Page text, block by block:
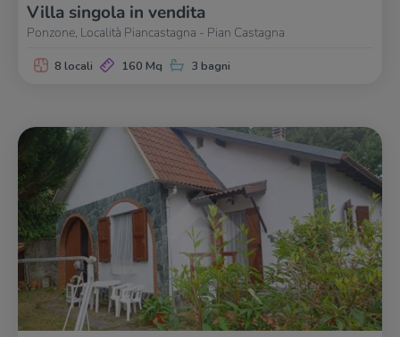
Villa singola in vendita
Ponzone, Località Piancastagna - Pian Castagna
8 locali 160 Mq 3 bagni